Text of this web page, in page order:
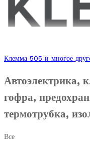
Клемма 505 и многое
Автоэлектрика,
гофра,
термотрубка,
Все